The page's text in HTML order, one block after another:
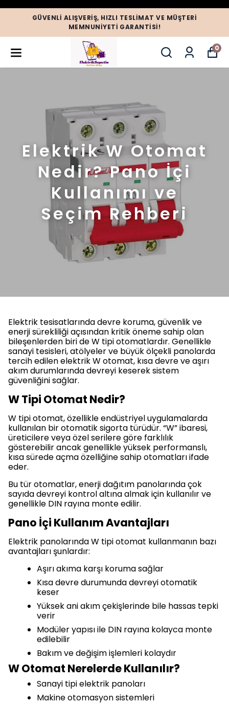
GÜVENLI ALIŞVERIŞ, HIZLI TESLIMAT VE MÜŞTERI
MEMNUNIYETI GARANTISI!
0
Elektrik W Otomat
Nedir? Pano İçi
Kullanımı ve
Seçim Rehberi
Elektrik tesisatlarında devre koruma, güvenlik ve
enerji sürekliliği açısından kritik öneme sahip olan
bileşenlerden biri de W tipi otomatlardır. Genellikle
sanayi tesisleri, atölyeler ve büyük ölçekli panolarda
tercih edilen elektrik W otomat, kısa devre ve aşırı
akım durumlarında devreyi keserek sistem
güvenliğini sağlar.
W Tipi Otomat Nedir?
W tipi otomat, özellikle endüstriyel uygulamalarda
kullanılan bir otomatik sigorta türüdür. “W” ibaresi,
üreticilere veya özel serilere göre farklılık
gösterebilir ancak genellikle yüksek performanslı,
kısa sürede açma özelliğine sahip otomatları ifade
eder.
Bu tür otomatlar, enerji dağıtım panolarında çok
sayıda devreyi kontrol altına almak için kullanılır ve
genellikle DIN rayına monte edilir.
Pano İçi Kullanım Avantajları
Elektrik panolarında W tipi otomat kullanmanın bazı
avantajları şunlardır:
Aşırı akıma karşı koruma sağlar
Kısa devre durumunda devreyi otomatik
keser
Yüksek ani akım çekişlerinde bile hassas tepki
verir
Modüler yapısı ile DIN rayına kolayca monte
edilebilir
Bakım ve değişim işlemleri kolaydır
W Otomat Nerelerde Kullanılır?
Sanayi tipi elektrik panoları
Makine otomasyon sistemleri